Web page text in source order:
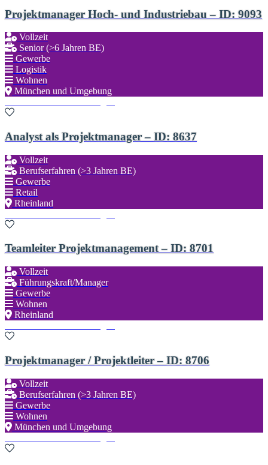
Projektmanager Hoch- und Industriebau – ID: 9093
Vollzeit
Senior (>6 Jahren BE)
Gewerbe
Logistik
Wohnen
München und Umgebung
Analyst als Projektmanager – ID: 8637
Vollzeit
Berufserfahren (>3 Jahren BE)
Gewerbe
Retail
Rheinland
Teamleiter Projektmanagement – ID: 8701
Vollzeit
Führungskraft/Manager
Gewerbe
Wohnen
Rheinland
Projektmanager / Projektleiter – ID: 8706
Vollzeit
Berufserfahren (>3 Jahren BE)
Gewerbe
Wohnen
München und Umgebung